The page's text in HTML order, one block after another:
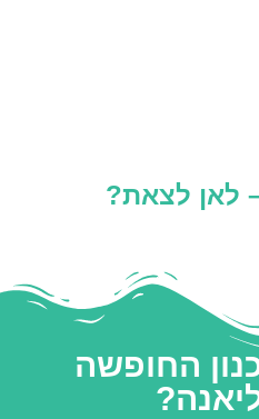
– לאן לצאת?
החופשה